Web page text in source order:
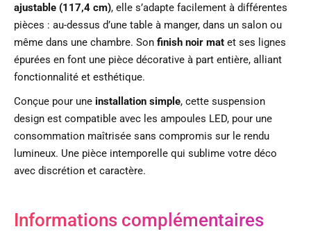
ajustable (117,4 cm), elle s’adapte facilement à différentes
pièces : au-dessus d’une table à manger, dans un salon ou
même dans une chambre. Son finish noir mat et ses lignes
épurées en font une pièce décorative à part entière, alliant
fonctionnalité et esthétique.
Conçue pour une installation simple, cette suspension
design est compatible avec les ampoules LED, pour une
consommation maîtrisée sans compromis sur le rendu
lumineux. Une pièce intemporelle qui sublime votre déco
avec discrétion et caractère.
Informations complémentaires